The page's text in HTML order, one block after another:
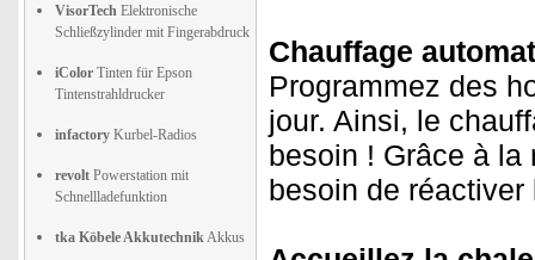
VisorTech Elektronische
Schließzylinder mit Fingerabdruck
iColor Tinten für Epson
Tintenstrahldrucker
infactory Kurbel-Radios
revolt Powerstation mit
Schnellladefunktion
tka Köbele AkkutechnikAkkus
Chauffage
Programmez des
jour. Ainsi, le
besoin ! Grâce à la
besoin de réactiver